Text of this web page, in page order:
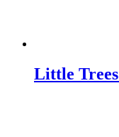
Little